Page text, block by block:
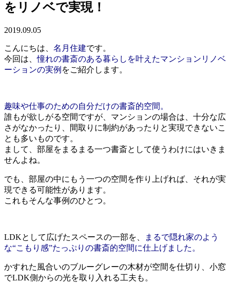
をリノベで実現！
2019.09.05
こんにちは、 名月住建です。
今回は、憧れの書斎のある暮らしを叶えたマンションリノベ
ーションの実例 をご紹介します。
趣味や仕事のための自分だけの書斎的空間。
誰もが欲しがる空間ですが、マンションの場合は、十分な広
さがなかったり、間取りに制約があったりと実現できないこ
とも多いものです。
まして、部屋をまるまる一つ書斎として使うわけにはいきま
せんよね。
でも、部屋の中にもう一つの空間を作り上げれば、それが実
現できる可能性があります。
これもそんな事例のひとつ。
LDKとして広げたスペースの一部を、
まるで隠れ家のよう
な“こもり感”たっぷりの書斎的空間に仕上げました。
かすれた風合いのブルーグレーの木材が空間を仕切り、小窓
でLDK側からの光を取り入れる工夫も。